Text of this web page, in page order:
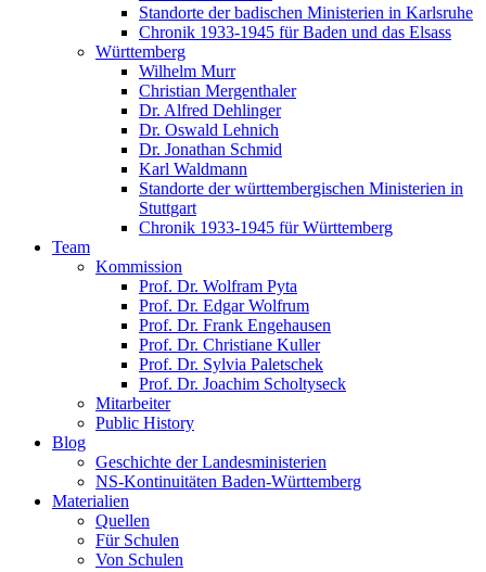
Standorte der badischen Ministerien in Karlsruhe
Chronik 1933-1945 für Baden und das Elsass
Württemberg
Wilhelm Murr
Christian Mergenthaler
Dr. Alfred Dehlinger
Dr. Oswald Lehnich
Dr. Jonathan Schmid
Karl Waldmann
Standorte der württembergischen Ministerien in
Stuttgart
Chronik 1933-1945 für Württemberg
Team
Kommission
Prof. Dr. Wolfram Pyta
Prof. Dr. Edgar Wolfrum
Prof. Dr. Frank Engehausen
Prof. Dr. Christiane Kuller
Prof. Dr. Sylvia Paletschek
Prof. Dr. Joachim Scholtyseck
Mitarbeiter
Public History
Blog
Geschichte der Landesministerien
NS-Kontinuitäten Baden-Württemberg
Materialien
Quellen
Für Schulen
Von Schulen